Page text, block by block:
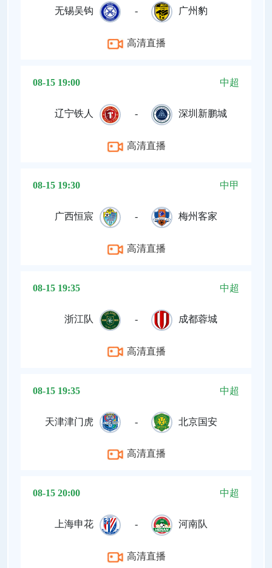
无锡吴钩 - 广州豹
高清直播
08-15 19:00 中超
辽宁铁人 - 深圳新鹏城
高清直播
08-15 19:30 中甲
广西恒宸 - 梅州客家
高清直播
08-15 19:35 中超
浙江队 - 成都蓉城
高清直播
08-15 19:35 中超
天津津门虎 - 北京国安
高清直播
08-15 20:00 中超
上海申花 - 河南队
高清直播